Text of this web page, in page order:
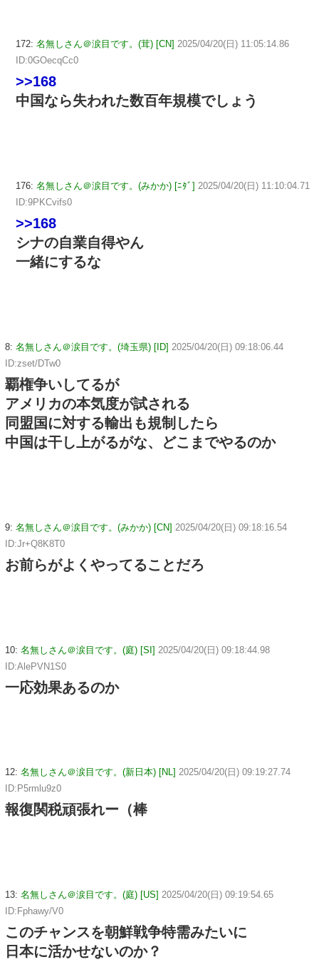
172: 名無しさん＠涙目です。(茸) [CN] 2025/04/20(日) 11:05:14.86
ID:0GOecqCc0
>>168
中国なら失われた数百年規模でしょう
176: 名無しさん＠涙目です。(みかか) [ﾆﾀﾞ] 2025/04/20(日) 11:10:04.71
ID:9PKCvifs0
>>168
シナの自業自得やん
一緒にするな
8: 名無しさん＠涙目です。(埼玉県) [ID] 2025/04/20(日) 09:18:06.44
ID:zset/DTw0
覇権争いしてるが
アメリカの本気度が試される
同盟国に対する輸出も規制したら
中国は干し上がるがな、どこまでやるのか
9: 名無しさん＠涙目です。(みかか) [CN] 2025/04/20(日) 09:18:16.54
ID:Jr+Q8K8T0
お前らがよくやってることだろ
10: 名無しさん＠涙目です。(庭) [SI] 2025/04/20(日) 09:18:44.98
ID:AlePVN1S0
一応効果あるのか
12: 名無しさん＠涙目です。(新日本) [NL] 2025/04/20(日) 09:19:27.74
ID:P5rmlu9z0
報復関税頑張れー（棒
13: 名無しさん＠涙目です。(庭) [US] 2025/04/20(日) 09:19:54.65
ID:Fphawy/V0
このチャンスを朝鮮戦争特需みたいに
日本に活かせないのか？